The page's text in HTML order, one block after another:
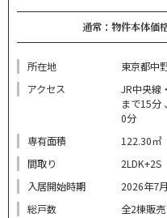
通常：物件本体価
所在地
東京都中
アクセス
JR中央線
まで15分
0分
専有面積
122.30㎡
間取り
2LDK+2S
入居開始時期
2026年7
総戸数
全2棟販売